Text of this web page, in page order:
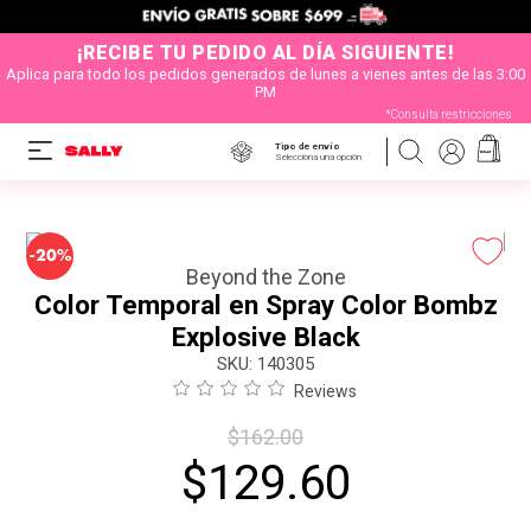
¡RECIBE TU PEDIDO AL DÍA SIGUIENTE!
Aplica para todo los pedidos generados de lunes a vienes antes de las 3:00
PM
*Consulta restricciones
Tipo de envío
Selecciona una opción
-20%
Beyond the Zone
Color Temporal en Spray Color Bombz
Explosive Black
: 140305
Reviews
$162.00
$129.60